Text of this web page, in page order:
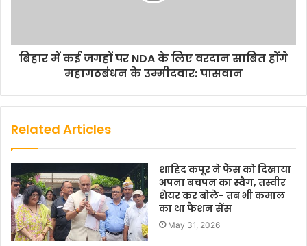
बिहार में कई जगहों पर NDA के लिए वरदान साबित होंगे
महागठबंधन के उम्मीदवार: पासवान
Related Articles
शाहिद कपूर ने फैंस को दिखाया
अपना बचपन का स्वैग, तस्वीर
शेयर कर बोले- तब भी कमाल
का था फैशन सेंस
May 31, 2026